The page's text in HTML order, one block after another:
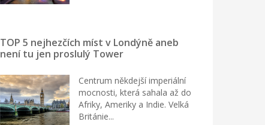
TOP 5 nejhezčích míst v Londýně aneb
není tu jen proslulý Tower
Centrum někdejší imperiální
mocnosti, která sahala až do
Afriky, Ameriky a Indie. Velká
Británie...